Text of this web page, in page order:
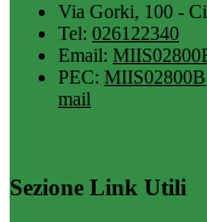
Via Gorki, 100 -
Tel: 026122340
Email:
PEC:
mail
Sezione Link Utili